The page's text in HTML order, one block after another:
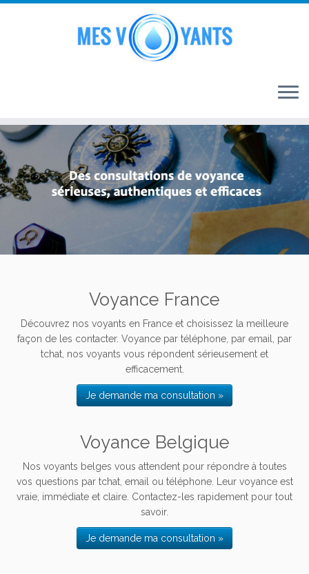
Passer
contenu
Voyance France
Découvrez nos voyants en France et choisissez la meilleure
façon de les contacter. Voyance par téléphone, par email, par
tchat, nos voyants vous répondent sérieusement et
efficacement.
Je demande ma consultation »
Voyance Belgique
Nos voyants belges vous attendent pour répondre à toutes
vos questions par tchat, email ou téléphone. Leur voyance est
vraie, immédiate et claire. Contactez-les rapidement pour tout
savoir.
Je demande ma consultation »